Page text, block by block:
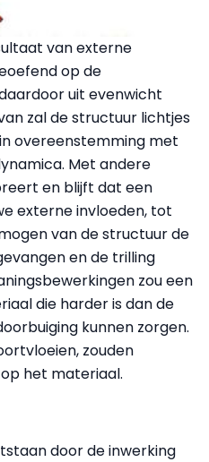
van externe
op de
uit evenwicht
zal de structuur lichtjes
overeenstemming met
Met andere
en blijft dat een
externe invloeden, tot
van de structuur de
en de trilling
zou een
die harder is dan de
kunnen zorgen.
zouden
het materiaal.
door de inwerking